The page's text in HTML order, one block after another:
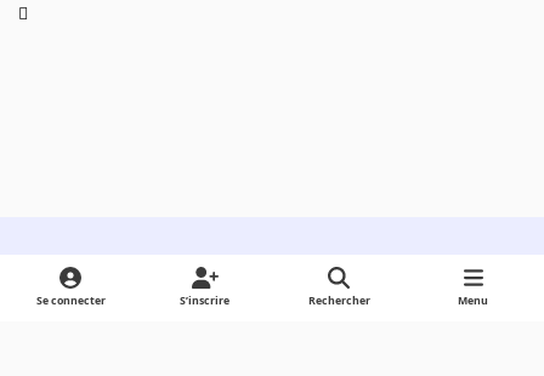
Light ModeDark ModeSystem Preference
Se connecter S’inscrire Rechercher Menu